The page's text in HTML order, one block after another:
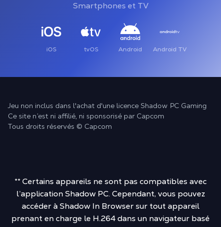
Smartphones et TV
iOS tvOS Android Android TV
Jeu non inclus dans l'achat d'une licence Shadow PC Gaming
Ce site n’est ni affilié, ni sponsorisé par Capcom
Tous droits réservés © Capcom
** Certains appareils ne sont pas compatibles avec
l’application Shadow PC. Cependant, vous pouvez
accéder à Shadow In Browser sur tout appareil
prenant en charge le H.264 dans un navigateur basé